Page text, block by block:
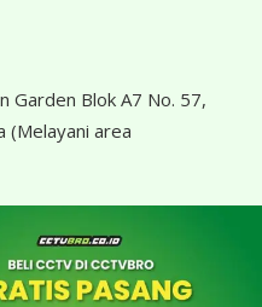
Garden Blok A7 No. 57,
(Melayani area